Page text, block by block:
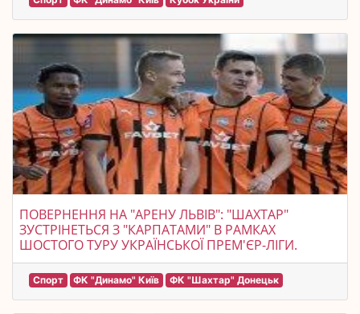
ПОВЕРНЕННЯ НА "АРЕНУ ЛЬВІВ": "ШАХТАР"
ЗУСТРІНЕТЬСЯ З "КАРПАТАМИ" В РАМКАХ
ШОСТОГО ТУРУ УКРАЇНСЬКОЇ ПРЕМ'ЄР-ЛІГИ.
Спорт ФК "Динамо" Київ ФК "Шахтар" Донецьк